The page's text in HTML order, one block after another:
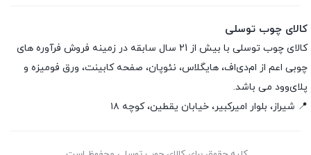
کالای چوب توسلی
کالای چوب توسلی با بیش از 21 سال سابقه در زمینه فروش فرآوره های
چوبی اعم از ام‌دی‌اف، هایگلاس، نئوپان، صفحه کابینت، ورق فومیزه و
پلای‌وود می باشد.
📍 شیراز، بلوار امیرکبیر، خیابان یقطین، کوچه ۱۸